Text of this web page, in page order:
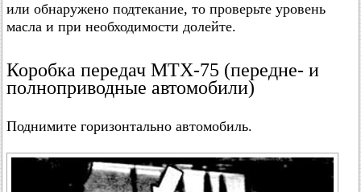
или обнаружено подтекание, то проверьте уровень
масла и при необходимости долейте.
Коробка передач МТХ-75 (передне- и
полноприводные автомобили)
Поднимите горизонтально автомобиль.